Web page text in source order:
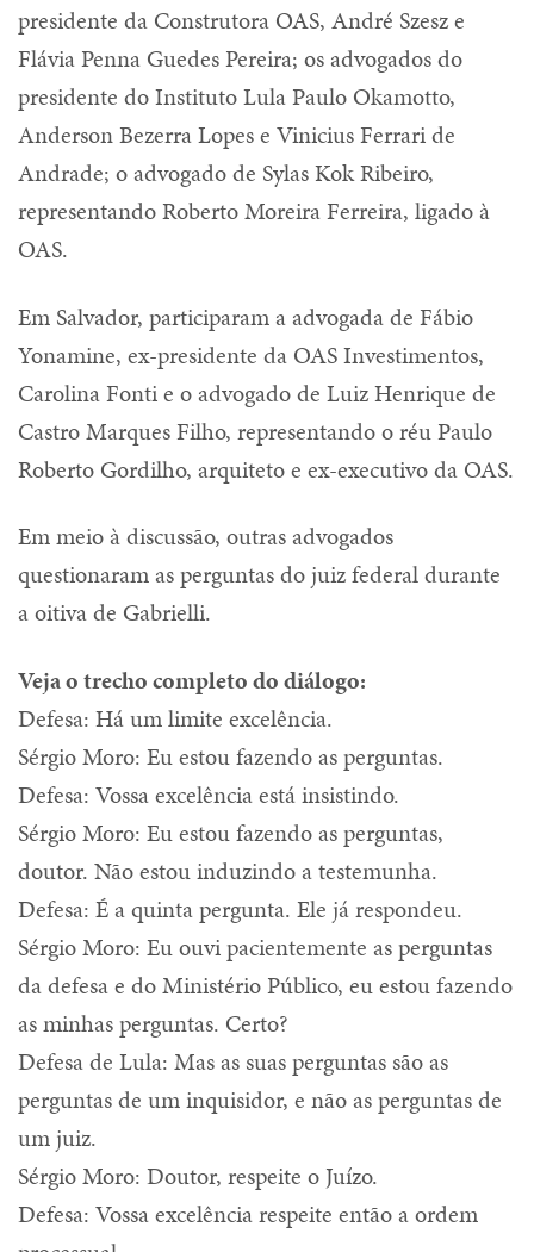
presidente da Construtora OAS, André Szesz e
Flávia Penna Guedes Pereira; os advogados do
presidente do Instituto Lula Paulo Okamotto,
Anderson Bezerra Lopes e Vinicius Ferrari de
Andrade; o advogado de Sylas Kok Ribeiro,
representando Roberto Moreira Ferreira, ligado à
OAS.
Em Salvador, participaram a advogada de Fábio
Yonamine, ex-presidente da OAS Investimentos,
Carolina Fonti e o advogado de Luiz Henrique de
Castro Marques Filho, representando o réu Paulo
Roberto Gordilho, arquiteto e ex-executivo da OAS.
Em meio à discussão, outras advogados
questionaram as perguntas do juiz federal durante
a oitiva de Gabrielli.
Veja o trecho completo do diálogo:
Defesa: Há um limite excelência.
Sérgio Moro: Eu estou fazendo as perguntas.
Defesa: Vossa excelência está insistindo.
Sérgio Moro: Eu estou fazendo as perguntas,
doutor. Não estou induzindo a testemunha.
Defesa: É a quinta pergunta. Ele já respondeu.
Sérgio Moro: Eu ouvi pacientemente as perguntas
da defesa e do Ministério Público, eu estou fazendo
as minhas perguntas. Certo?
Defesa de Lula: Mas as suas perguntas são as
perguntas de um inquisidor, e não as perguntas de
um juiz.
Sérgio Moro: Doutor, respeite o Juízo.
Defesa: Vossa excelência respeite então a ordem